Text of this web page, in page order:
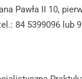
Pawła II 10,
84 5399096 lub